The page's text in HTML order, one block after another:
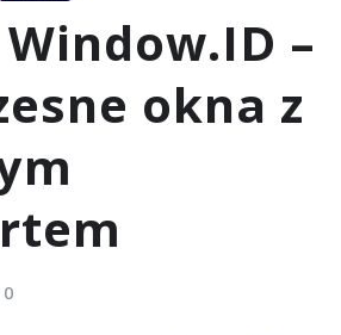
Window.ID –
okna z
0